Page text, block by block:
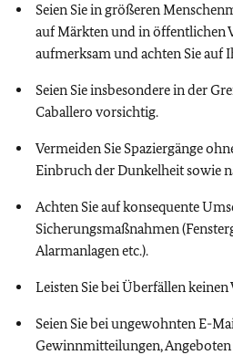
Seien Sie in größeren
auf Märkten und in öffentlichen
aufmerksam und achten Sie auf
Seien Sie insbesondere in der
Caballero vorsichtig.
Vermeiden Sie Spaziergänge
Einbruch der Dunkelheit sowie
Achten Sie auf konsequente
Sicherungsmaßnahmen
Alarmanlagen etc.).
Leisten Sie bei Überfällen
Seien Sie bei ungewohnten E-
Gewinnmitteilungen,